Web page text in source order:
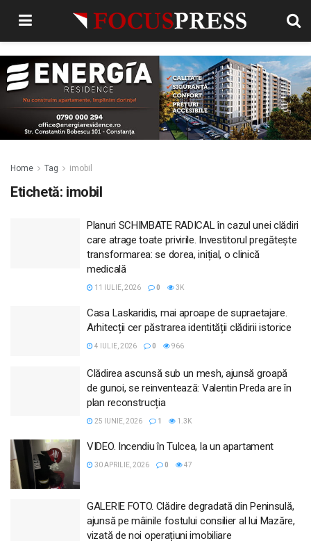
Home Tag imobil
Etichetă: imobil
Planuri SCHIMBATE RADICAL în cazul unei clădiri
care atrage toate privirile. Investitorul pregătește
transformarea: se dorea, inițial, o clinică
medicală
11 IULIE, 2026 0 3K
Casa Laskaridis, mai aproape de supraetajare.
Arhitecții cer păstrarea identității clădirii istorice
4 IULIE, 2026 0 966
Clădirea ascunsă sub un mesh, ajunsă groapă
de gunoi, se reinventează: Valentin Preda are în
plan reconstrucția
25 IUNIE, 2026 1 1.3K
VIDEO. Incendiu în Tulcea, la un apartament
30 APRILIE, 2026 0 47
GALERIE FOTO. Clădire degradată din Peninsulă,
ajunsă pe mâinile fostului consilier al lui Mazăre,
vizată de noi operațiuni imobiliare